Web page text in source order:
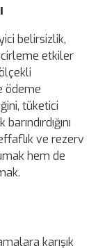
belirsizlik,
etkiler
ödeme
tüketici
ve rezerv
hem de
karışık